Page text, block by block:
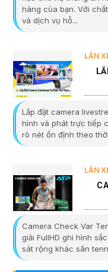
hàng của bạn. Với
và dịch vụ hỗ...
LẦN
Lắp đặt camera
hình và phát trực tiếp
rõ nét ổn định theo
LẦN
Camera Check Var
giải FullHD ghi hình
sát rộng khác sân